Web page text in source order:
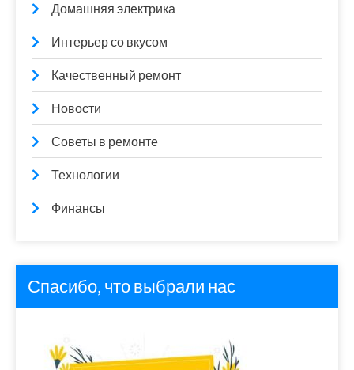
Домашняя электрика
Интерьер со вкусом
Качественный ремонт
Новости
Советы в ремонте
Технологии
Финансы
Спасибо, что выбрали нас